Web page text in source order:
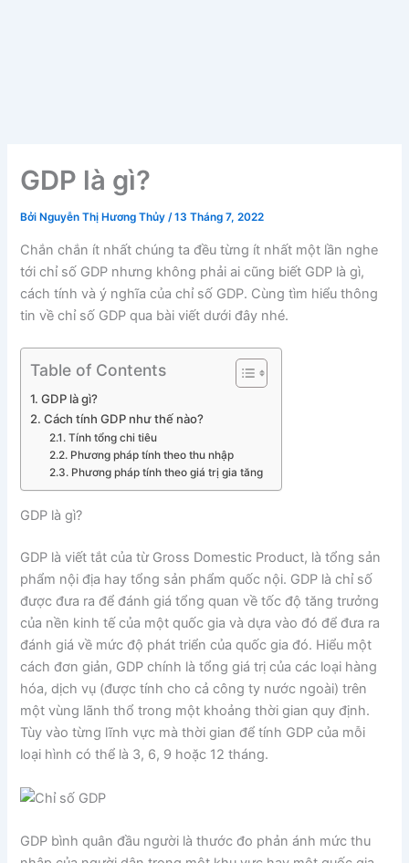
GDP là gì?
Bởi Nguyễn Thị Hương Thủy/13 Tháng 7, 2022
Chắn chắn ít nhất chúng ta đều từng ít nhất một lần nghe
tới chỉ số GDP nhưng không phải ai cũng biết GDP là gì,
cách tính và ý nghĩa của chỉ số GDP. Cùng tìm hiểu thông
tin về chỉ số GDP qua bài viết dưới đây nhé.
Table of Contents
GDP là gì?
Cách tính GDP như thế nào?
Tính tổng chi tiêu
Phương pháp tính theo thu nhập
Phương pháp tính theo giá trị gia tăng
GDP là gì?
GDP là viết tắt của từ Gross Domestic Product, là tổng sản
phẩm nội địa hay tổng sản phẩm quốc nội. GDP là chỉ số
được đưa ra để đánh giá tổng quan về tốc độ tăng trưởng
của nền kinh tế của một quốc gia và dựa vào đó để đưa ra
đánh giá về mức độ phát triển của quốc gia đó. Hiểu một
cách đơn giản, GDP chính là tổng giá trị của các loại hàng
hóa, dịch vụ (được tính cho cả công ty nước ngoài) trên
một vùng lãnh thổ trong một khoảng thời gian quy định.
Tùy vào từng lĩnh vực mà thời gian để tính GDP của mỗi
loại hình có thể là 3, 6, 9 hoặc 12 tháng.
GDP bình quân đầu người là thước đo phản ánh mức thu